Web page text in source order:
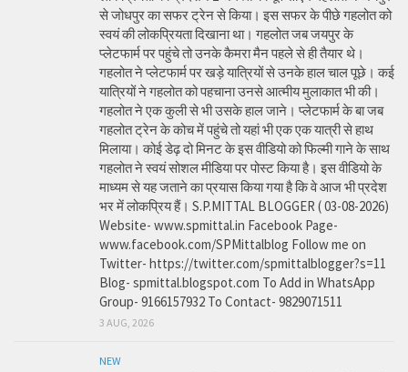
से जोधपुर का सफर ट्रेन से किया। इस सफर के पीछे गहलोत को
स्वयं की लोकप्रियता दिखाना था। गहलोत जब जयपुर के
प्लेटफार्म पर पहुंचे तो उनके कैमरा मैन पहले से ही तैयार थे।
गहलोत ने प्लेटफार्म पर खड़े यात्रियों से उनके हाल चाल पूछे। कई
यात्रियों ने गहलोत को पहचाना उनसे आत्मीय मुलाकात भी की।
गहलोत ने एक कुली से भी उसके हाल जाने। प्लेटफार्म के बा जब
गहलोत ट्रेन के कोच में पहुंचे तो यहां भी एक एक यात्री से हाथ
मिलाया। कोई डेढ़ दो मिनट के इस वीडियो को फिल्मी गाने के साथ
गहलोत ने स्वयं सोशल मीडिया पर पोस्ट किया है। इस वीडियो के
माध्यम से यह जताने का प्रयास किया गया है कि वे आज भी प्रदेश
भर में लोकप्रिय हैं। S.P.MITTAL BLOGGER ( 03-08-2026)
Website- www.spmittal.in Facebook Page-
www.facebook.com/SPMittalblog Follow me on
Twitter- https://twitter.com/spmittalblogger?s=11
Blog- spmittal.blogspot.com To Add in WhatsApp
Group- 9166157932 To Contact- 9829071511
3 AUG, 2026
NEW